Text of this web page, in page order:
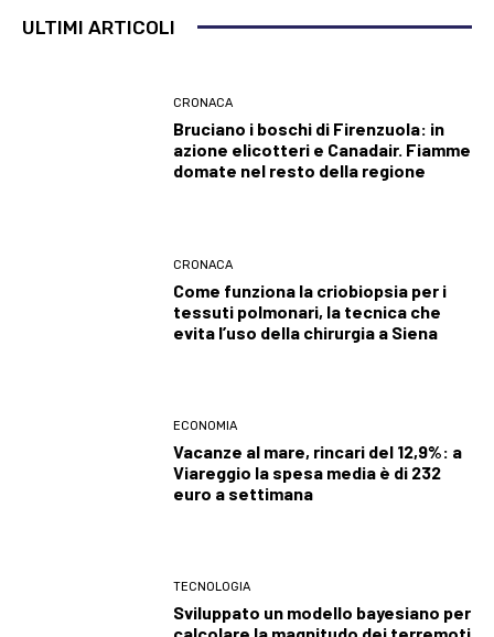
ULTIMI ARTICOLI
CRONACA
Bruciano i boschi di Firenzuola: in
azione elicotteri e Canadair. Fiamme
domate nel resto della regione
CRONACA
Come funziona la criobiopsia per i
tessuti polmonari, la tecnica che
evita l’uso della chirurgia a Siena
ECONOMIA
Vacanze al mare, rincari del 12,9%: a
Viareggio la spesa media è di 232
euro a settimana
TECNOLOGIA
Sviluppato un modello bayesiano per